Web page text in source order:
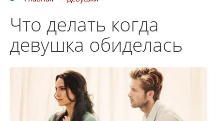
Что делать когда
девушка обиделась